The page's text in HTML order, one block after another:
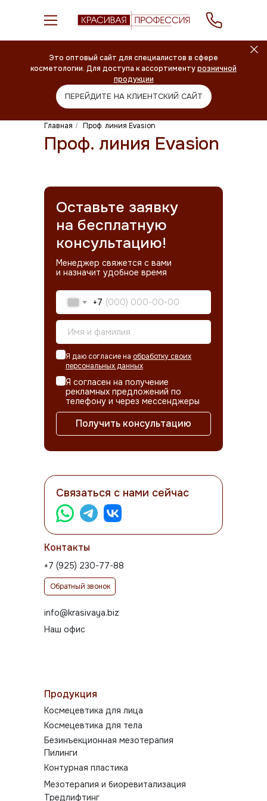
Это оптовый сайт для специалистов в сфере
косметологии. Для доступа к ассортиментурозничной
продукции
ПЕРЕЙДИТЕ НА КЛИЕНТСКИЙ САЙТ
Главная / Проф. линия Evasion
Проф. линия Evasion
Оставьте заявку
на бесплатную
консультацию!
Менеджер свяжется с вами
и назначит удобное время
+7
Я даю согласие на обработку своих
персональных данных
Я согласен на получение
рекламных предложений по
телефону и через мессенджеры
Получить консультацию
Продукция
Связаться с нами сейчас
Наш офис
Контакты
Обратный звонок
info@krasivaya.biz
+7 (925) 230-77-88
Космецевтика для лица
Космецевтика для тела
Безинъекционная мезотерапия
Пилинги
Контурная пластика
Мезотерапия и биоревитализация
Тредлифтинг